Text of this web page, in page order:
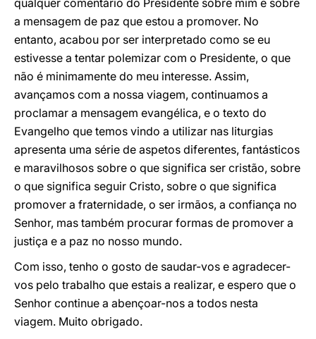
qualquer comentário do Presidente sobre mim e sobre
a mensagem de paz que estou a promover. No
entanto, acabou por ser interpretado como se eu
estivesse a tentar polemizar com o Presidente, o que
não é minimamente do meu interesse. Assim,
avançamos com a nossa viagem, continuamos a
proclamar a mensagem evangélica, e o texto do
Evangelho que temos vindo a utilizar nas liturgias
apresenta uma série de aspetos diferentes, fantásticos
e maravilhosos sobre o que significa ser cristão, sobre
o que significa seguir Cristo, sobre o que significa
promover a fraternidade, o ser irmãos, a confiança no
Senhor, mas também procurar formas de promover a
justiça e a paz no nosso mundo.
Com isso, tenho o gosto de saudar-vos e agradecer-
vos pelo trabalho que estais a realizar, e espero que o
Senhor continue a abençoar-nos a todos nesta
viagem. Muito obrigado.